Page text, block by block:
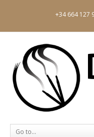
+34 664 127
Go to...